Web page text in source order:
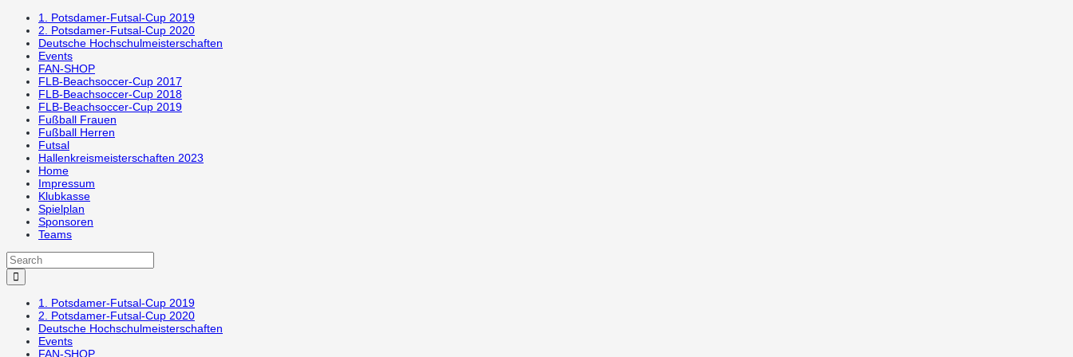
1. Potsdamer-Futsal-Cup 2019
2. Potsdamer-Futsal-Cup 2020
Deutsche Hochschulmeisterschaften
Events
FAN-SHOP
FLB-Beachsoccer-Cup 2017
FLB-Beachsoccer-Cup 2018
FLB-Beachsoccer-Cup 2019
Fußball Frauen
Fußball Herren
Futsal
Hallenkreismeisterschaften 2023
Home
Impressum
Klubkasse
Spielplan
Sponsoren
Teams
1. Potsdamer-Futsal-Cup 2019
2. Potsdamer-Futsal-Cup 2020
Deutsche Hochschulmeisterschaften
Events
FAN-SHOP